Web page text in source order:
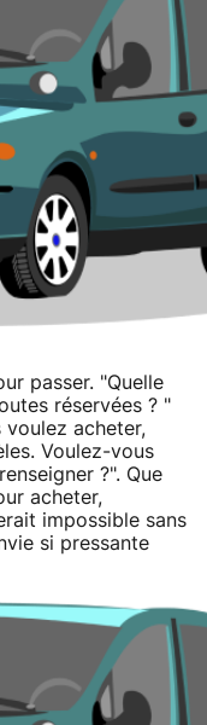
passer. "Quelle
réservées ? "
voulez acheter,
Voulez-vous
?". Que
acheter,
impossible sans
si pressante